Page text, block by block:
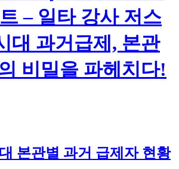
– 일타 강사 저스
대 과거급제, 본관
비밀을 파헤치다!
본관별 과거 급제자 현황